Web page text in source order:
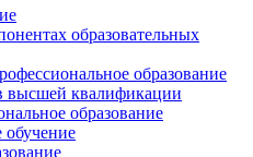
образовательных
образование
высшей квалификации
образование
обучение